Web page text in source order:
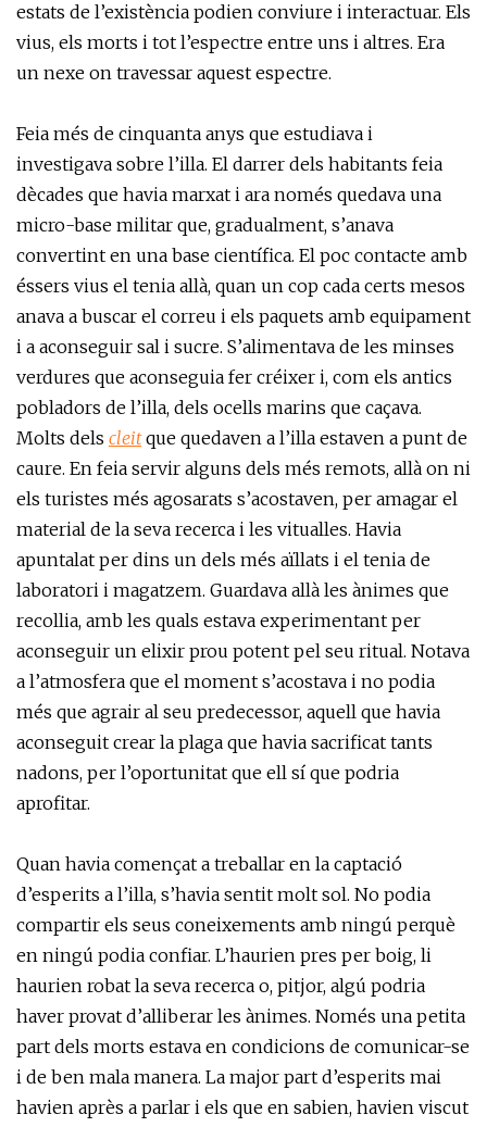
estats de l’existència podien conviure i interactuar. Els
vius, els morts i tot l’espectre entre uns i altres. Era
un nexe on travessar aquest espectre.
Feia més de cinquanta anys que estudiava i
investigava sobre l’illa. El darrer dels habitants feia
dècades que havia marxat i ara només quedava una
micro-base militar que, gradualment, s’anava
convertint en una base científica. El poc contacte amb
éssers vius el tenia allà, quan un cop cada certs mesos
anava a buscar el correu i els paquets amb equipament
i a aconseguir sal i sucre. S’alimentava de les minses
verdures que aconseguia fer créixer i, com els antics
pobladors de l’illa, dels ocells marins que caçava.
Molts dels cleit que quedaven a l’illa estaven a punt de
caure. En feia servir alguns dels més remots, allà on ni
els turistes més agosarats s’acostaven, per amagar el
material de la seva recerca i les vitualles. Havia
apuntalat per dins un dels més aïllats i el tenia de
laboratori i magatzem. Guardava allà les ànimes que
recollia, amb les quals estava experimentant per
aconseguir un elixir prou potent pel seu ritual. Notava
a l’atmosfera que el moment s’acostava i no podia
més que agrair al seu predecessor, aquell que havia
aconseguit crear la plaga que havia sacrificat tants
nadons, per l’oportunitat que ell sí que podria
aprofitar.
Quan havia començat a treballar en la captació
d’esperits a l’illa, s’havia sentit molt sol. No podia
compartir els seus coneixements amb ningú perquè
en ningú podia confiar. L’haurien pres per boig, li
haurien robat la seva recerca o, pitjor, algú podria
haver provat d’alliberar les ànimes. Només una petita
part dels morts estava en condicions de comunicar-se
i de ben mala manera. La major part d’esperits mai
havien après a parlar i els que en sabien, havien viscut